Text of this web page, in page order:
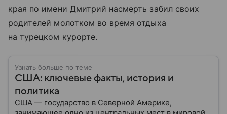
края по имени Дмитрий насмерть забил своих
родителей молотком во время отдыха
на турецком курорте.
Узнать больше по теме
США: ключевые факты, история и
политика
США — государство в Северной Америке,